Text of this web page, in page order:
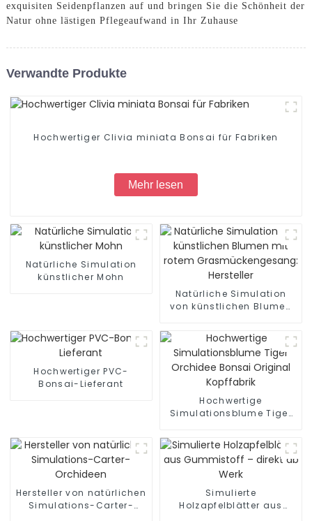
exquisiten Seidenpflanzen auf und bringen Sie die Schönheit der
Natur ohne lästigen Pflegeaufwand in Ihr Zuhause
Verwandte Produkte
Hochwertiger Clivia miniata Bonsai für Fabriken
Mehr lesen
Natürliche Simulation
künstlicher Mohn
Natürliche Simulation
von künstlichen Blumen
Grasmückengesang:
Hersteller
Hochwertiger PVC-
Bonsai-Lieferant
Hochwertige
Simulationsblume Tiger
Kopffabrik
Hersteller von natürlichen
Simulations-Carter-
Simulierte
Holzapfelblätter aus